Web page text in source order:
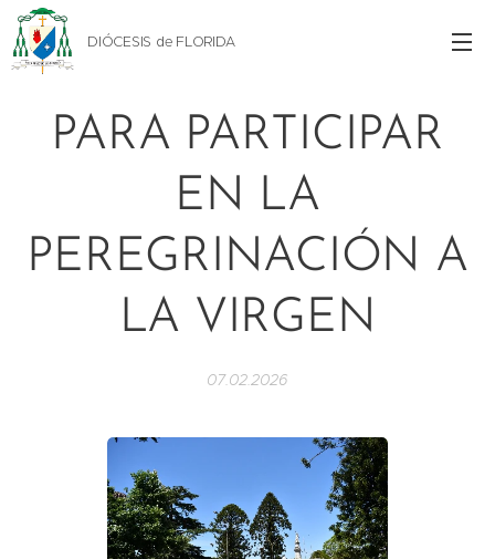
DIÓCESIS de FLORIDA
PARA PARTICIPAR
EN LA
PEREGRINACIÓN A
LA VIRGEN
07.02.2026